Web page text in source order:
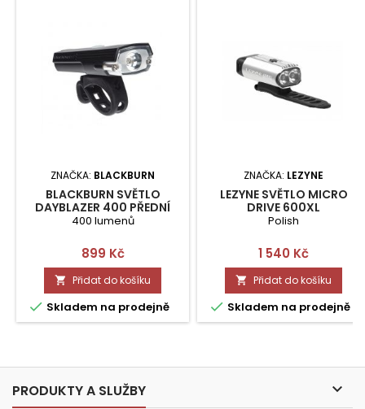
ZNAČKA: BLACKBURN
BLACKBURN SVĚTLO
DAYBLAZER 400 PŘEDNÍ
400 lumenů
Cena
899 Kč
 Přidat do košíku
 Skladem na prodejně
ZNAČKA: LEZYNE
LEZYNE SVĚTLO MICRO
DRIVE 600XL
Polish
Cena
1 540 Kč
 Přidat do košíku
 Skladem na prodejně
PRODUKTY A SLUŽBY 